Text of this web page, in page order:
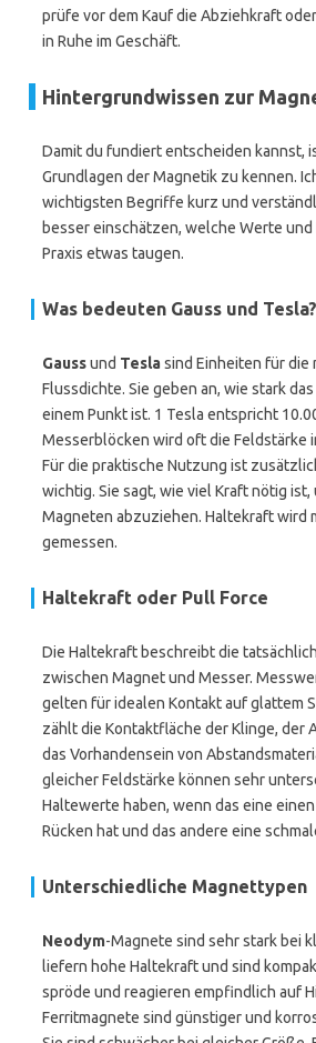
prüfe vor dem Kauf die Abziehkraft
in Ruhe im Geschäft.
Hintergrundwissen zur
Damit du fundiert entscheiden kannst,
Grundlagen der Magnetik zu kennen.
wichtigsten Begriffe kurz und
besser einschätzen, welche Werte
Praxis etwas taugen.
Was bedeuten Gauss und Tesla?
Gaussund Teslasind Einheiten für die
Flussdichte. Sie geben an, wie stark
einem Punkt ist. 1 Tesla entspricht
Messerblöcken wird oft die Feldstärke
Für die praktische Nutzung ist
wichtig. Sie sagt, wie viel Kraft nötig ist,
Magneten abzuziehen. Haltekraft wird
gemessen.
Haltekraft oder Pull Force
Die Haltekraft beschreibt die
zwischen Magnet und Messer.
gelten für idealen Kontakt auf glattem
zählt die Kontaktfläche der Klinge, der
das Vorhandensein von
gleicher Feldstärke können sehr
Haltewerte haben, wenn das eine
Rücken hat und das andere eine
Unterschiedliche Magnettypen
Neodym-Magnete sind sehr stark bei
liefern hohe Haltekraft und sind
spröde und reagieren empfindlich auf
Ferritmagnete sind günstiger und